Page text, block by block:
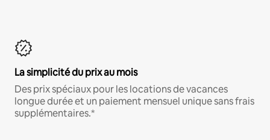
La simplicité du prix au mois
Des prix spéciaux pour les locations de vacances
longue durée et un paiement mensuel unique sans frais
supplémentaires.*